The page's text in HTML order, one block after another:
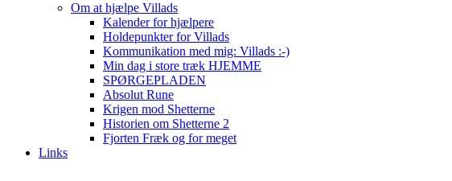
Om at hjælpe Villads
Kalender for hjælpere
Holdepunkter for Villads
Kommunikation med mig: Villads :-)
Min dag i store træk HJEMME
SPØRGEPLADEN
Absolut Rune
Krigen mod Shetterne
Historien om Shetterne 2
Fjorten Fræk og for meget
Links